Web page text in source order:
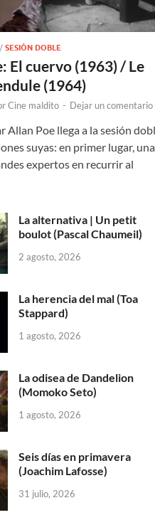
/SESIÓN DOBLE
El cuervo (1963) / Le
(1964)
Cine maldito - Dejar un comentario
Allan Poe llega a la sesión
suyas: en primer lugar, una
expertos en recurrir al
La alternativa | Un petit
boulot (Pascal Chaumeil)
2 agosto, 2026
La herencia del mal (Toa
Stappard)
1 agosto, 2026
La odisea de Dandelion
(Momoko Seto)
1 agosto, 2026
Seis días en primavera
(Joachim Lafosse)
31 julio, 2026